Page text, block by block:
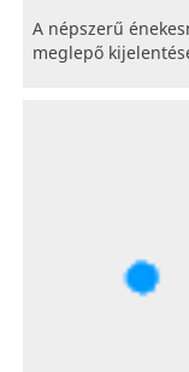
A népszerű
meglepő